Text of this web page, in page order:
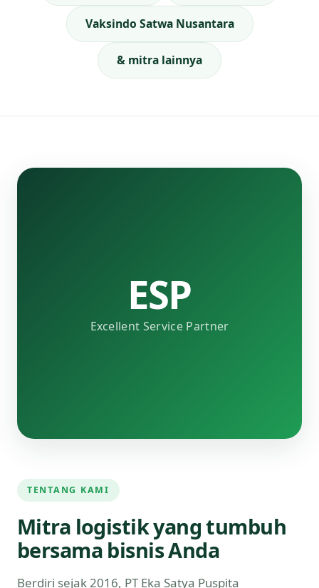
Vaksindo Satwa Nusantara
& mitra lainnya
ESP
Excellent Service Partner
TENTANG KAMI
Mitra logistik yang tumbuh
bersama bisnis Anda
Berdiri sejak 2016, PT Eka Satya Puspita